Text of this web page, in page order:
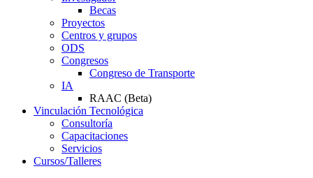
Becas
Proyectos
Centros y grupos
ODS
Congresos
Congreso de Transporte
IA
RAAC (Beta)
Vinculación Tecnológica
Consultoría
Capacitaciones
Servicios
Cursos/Talleres